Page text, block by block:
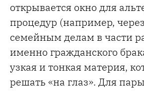
открывается окно для
процедур (например,
семейным делам в части
именно гражданского
узкая и тонкая материя,
решать «на глаз». Для